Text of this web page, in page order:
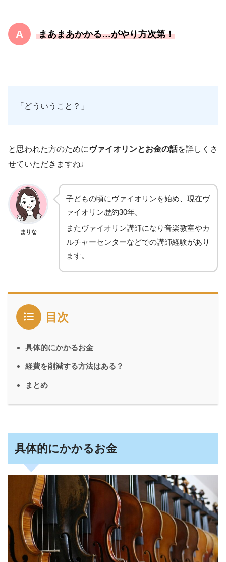
まあまあかかる…がやり方次第！
「どういうこと？」
と思われた方のために ヴァイオリンとお金の話を詳しくさ
せていただきますね♩
まりな
子どもの頃にヴァイオリンを始め、現在ヴ
ァイオリン歴約30年。
またヴァイオリン講師になり音楽教室やカ
ルチャーセンターなどでの講師経験があり
ます。
目次
具体的にかかるお金
経費を削減する方法はある？
まとめ
具体的にかかるお金